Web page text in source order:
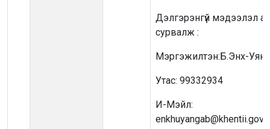
Дэлгэрэнгүй мэдээлэл
сурвалж :
Мэргэжилтэн:Б.Энх-
Утас: 99332934
И-Мэйл: